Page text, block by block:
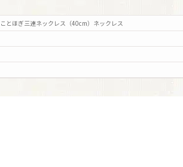
とほぎ三連ネックレス（40cm）ネックレス